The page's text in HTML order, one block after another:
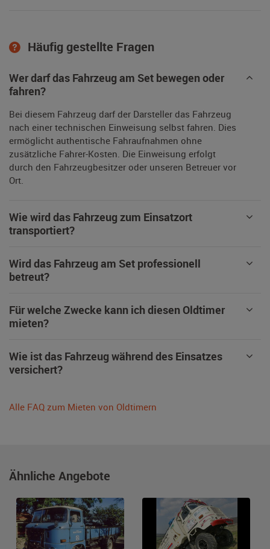
Häufig gestellte Fragen
Wer darf das Fahrzeug am Set bewegen oder
fahren?
Bei diesem Fahrzeug darf der Darsteller das Fahrzeug
nach einer technischen Einweisung selbst fahren. Dies
ermöglicht authentische Fahraufnahmen ohne
zusätzliche Fahrer-Kosten. Die Einweisung erfolgt
durch den Fahrzeugbesitzer oder unseren Betreuer vor
Ort.
Wie wird das Fahrzeug zum Einsatzort
transportiert?
Wird das Fahrzeug am Set professionell
betreut?
Für welche Zwecke kann ich diesen Oldtimer
mieten?
Wie ist das Fahrzeug während des Einsatzes
versichert?
Alle FAQ zum Mieten von Oldtimern
Ähnliche Angebote